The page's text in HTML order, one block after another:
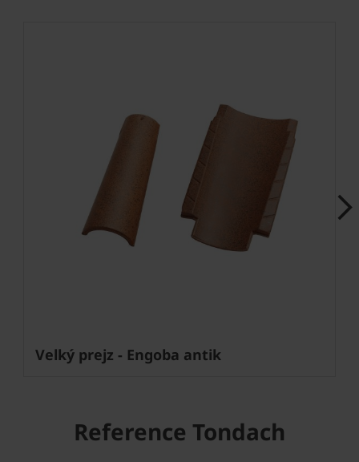
Velký prejz - Engoba antik
Next
Reference Tondach